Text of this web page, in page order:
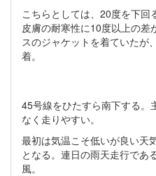
こちらとしては、20度を下回
皮膚の耐寒性に10度以上の差
スのジャケットを着ていたが
着。
45号線をひたすら南下する。
なく走りやすい。
最初は気温こそ低いが良い天
となる。連日の雨天走行であ
風。